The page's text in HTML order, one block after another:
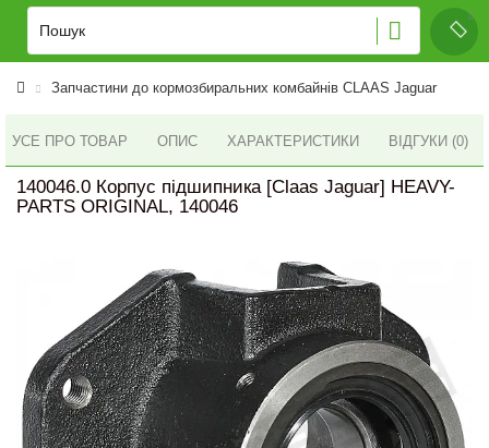
Запчастини до кормозбиральних комбайнів CLAAS Jaguar
УСЕ ПРО ТОВАР ОПИС ХАРАКТЕРИСТИКИ ВІДГУКИ (0)
140046.0 Корпус підшипника [Claas Jaguar] HEAVY-
PARTS ORIGINAL, 140046